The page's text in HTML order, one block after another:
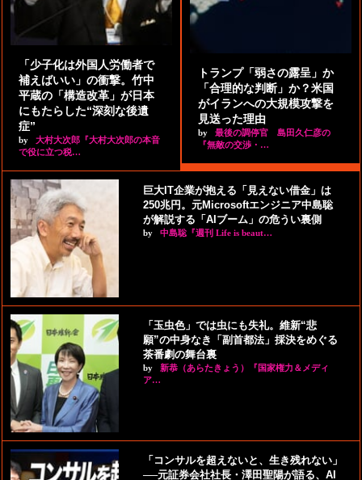
「少子化は外国人労働者で
補えばいい」の衝撃。竹中
平蔵の「構造改革」が日本
にもたらした“深刻な後遺
症”
by
大村大次郎『大村大次郎の本音
で役に立つ税…
トランプ「弱さの露呈」か
「合理的な判断」か？米国
がイランへの大規模攻撃を
見送った理由
by
最後の調停官 島田久仁彦の
『無敵の交渉・…
巨大IT企業が抱える「見えない借金」は
250兆円。元Microsoftエンジニア中島聡
が解説する「AIブーム」の危うい裏側
by 中島聡『週刊 Life is beaut…
「玉虫色」では虫にも失礼。維新“悲
願”の中身なき「副首都法」採決をめぐる
茶番劇の舞台裏
by
新恭（あらたきょう）『国家権力＆メディ
ア…
「コンサルを超えないと、生き残れない」
──元証券会社社長・澤田聖陽が語る、AI